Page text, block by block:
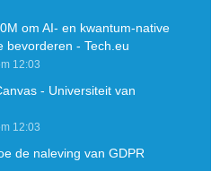
om AI- en kwantum-native
bevorderen - Tech.eu
12:03
- Universiteit van
12:03
de naleving van GDPR